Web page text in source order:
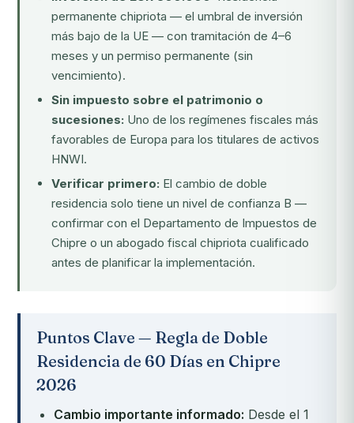
permanente chipriota — el umbral de inversión
más bajo de la UE — con tramitación de 4–6
meses y un permiso permanente (sin
vencimiento).
Sin impuesto sobre el patrimonio o
sucesiones: Uno de los regímenes fiscales más
favorables de Europa para los titulares de activos
HNWI.
Verificar primero: El cambio de doble
residencia solo tiene un nivel de confianza B —
confirmar con el Departamento de Impuestos de
Chipre o un abogado fiscal chipriota cualificado
antes de planificar la implementación.
Puntos Clave — Regla de Doble
Residencia de 60 Días en Chipre
2026
Cambio importante informado: Desde el 1